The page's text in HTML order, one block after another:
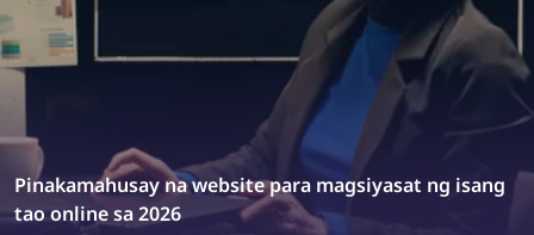
Pinakamahusay na website para magsiyasat ng isang
tao online sa 2026